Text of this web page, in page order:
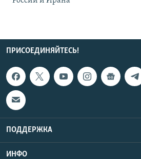
ПРИСОЕДИНЯЙТЕСЬ!
ПОДДЕРЖКА
ИНФО